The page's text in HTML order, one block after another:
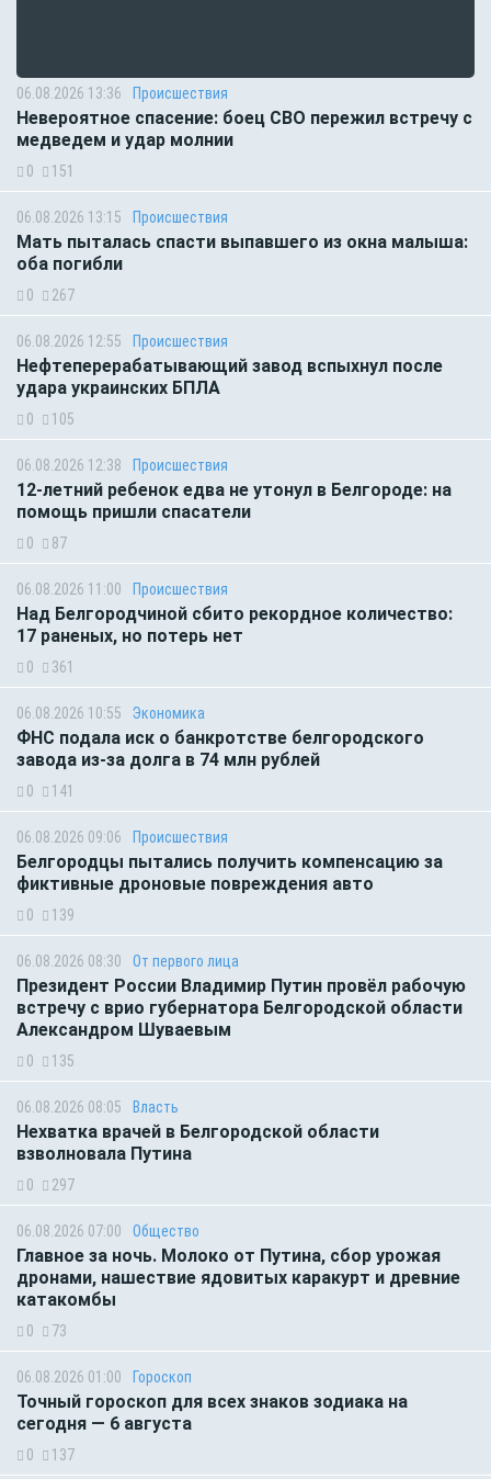
06.08.2026 13:36 Происшествия
Невероятное спасение: боец СВО пережил встречу с
медведем и удар молнии
0 151
06.08.2026 13:15 Происшествия
Мать пыталась спасти выпавшего из окна малыша:
оба погибли
0 267
06.08.2026 12:55 Происшествия
Нефтеперерабатывающий завод вспыхнул после
удара украинских БПЛА
0 105
06.08.2026 12:38 Происшествия
12-летний ребенок едва не утонул в Белгороде: на
помощь пришли спасатели
0 87
06.08.2026 11:00 Происшествия
Над Белгородчиной сбито рекордное количество:
17 раненых, но потерь нет
0 361
06.08.2026 10:55 Экономика
ФНС подала иск о банкротстве белгородского
завода из-за долга в 74 млн рублей
0 141
06.08.2026 09:06 Происшествия
Белгородцы пытались получить компенсацию за
фиктивные дроновые повреждения авто
0 139
06.08.2026 08:30 От первого лица
Президент России Владимир Путин провёл рабочую
встречу с врио губернатора Белгородской области
Александром Шуваевым
0 135
06.08.2026 08:05 Власть
Нехватка врачей в Белгородской области
взволновала Путина
0 297
06.08.2026 07:00 Общество
Главное за ночь. Молоко от Путина, сбор урожая
дронами, нашествие ядовитых каракурт и древние
катакомбы
0 73
06.08.2026 01:00 Гороскоп
Точный гороскоп для всех знаков зодиака на
сегодня — 6 августа
0 137